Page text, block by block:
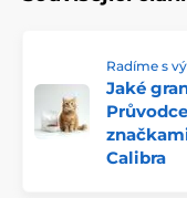
Radíme s
Jaké
Calibra